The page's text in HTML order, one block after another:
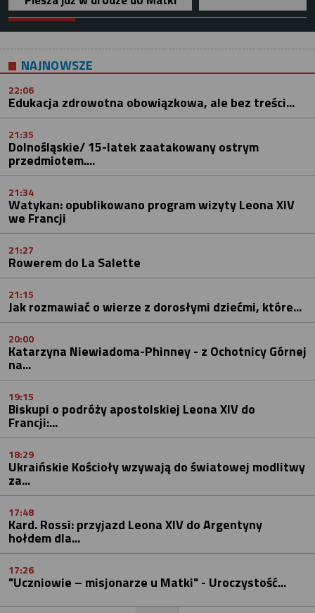
NAJNOWSZE
22:06
Edukacja zdrowotna obowiązkowa, ale bez treści...
21:35
Dolnośląskie/ 15-latek zaatakowany ostrym
przedmiotem....
21:34
Watykan: opublikowano program wizyty Leona XIV
we Francji
21:27
Rowerem do La Salette
21:15
Jak rozmawiać o wierze z dorosłymi dziećmi, które...
20:00
Katarzyna Niewiadoma-Phinney - z Ochotnicy Górnej
na...
19:15
Biskupi o podróży apostolskiej Leona XIV do
Francji:...
18:29
Ukraińskie Kościoły wzywają do światowej modlitwy
za...
17:48
Kard. Rossi: przyjazd Leona XIV do Argentyny
hołdem dla...
17:26
"Uczniowie – misjonarze u Matki" - Uroczystość...